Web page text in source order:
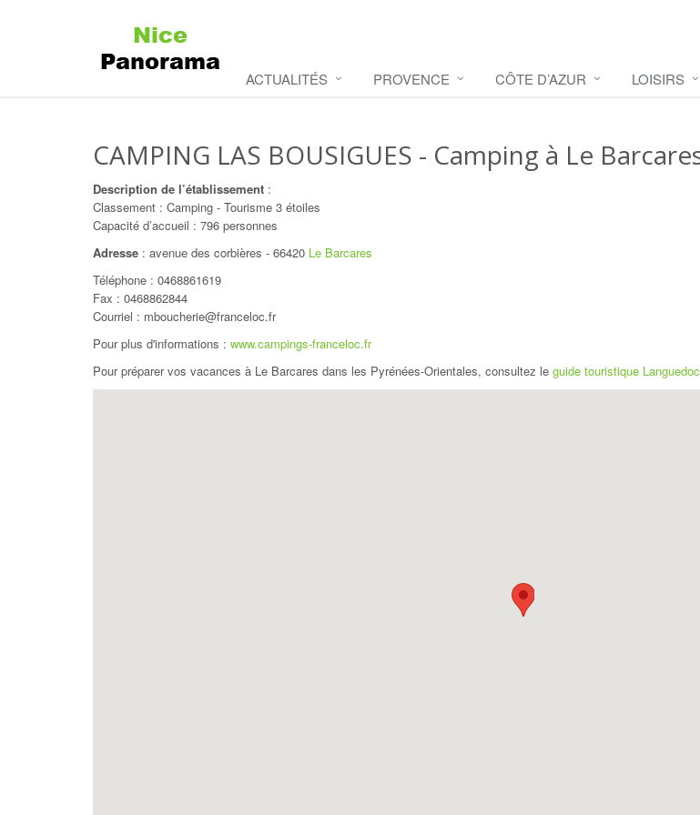
ACTUALITÉS PROVENCE CÔTE D’AZUR LOISIRS
CAMPING LAS BOUSIGUES - Camping à Le
Description de l’établissement :
Classement : Camping - Tourisme 3 étoiles
Capacité d’accueil : 796 personnes
Adresse : avenue des corbières - 66420 Le Barcares
Téléphone : 0468861619
Fax : 0468862844
Courriel : mboucherie@franceloc.fr
Pour plus d'informations : www.campings-franceloc.fr
Pour préparer vos vacances à Le Barcares dans les Pyrénées-Orientales, consultez le guide touristique